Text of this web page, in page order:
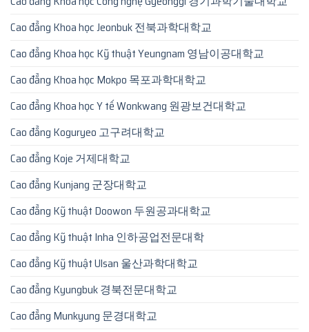
Cao đẳng Khoa học Jeonbuk 전북과학대학교
Cao đẳng Khoa học Kỹ thuật Yeungnam 영남이공대학교
Cao đẳng Khoa học Mokpo 목포과학대학교
Cao đẳng Khoa học Y tế Wonkwang 원광보건대학교
Cao đẳng Koguryeo 고구려대학교
Cao đẳng Koje 거제대학교
Cao đẳng Kunjang 군장대학교
Cao đẳng Kỹ thuật Doowon 두원공과대학교
Cao đẳng Kỹ thuật Inha 인하공업전문대학
Cao đẳng Kỹ thuật Ulsan 울산과학대학교
Cao đẳng Kyungbuk 경북전문대학교
Cao đẳng Munkyung 문경대학교